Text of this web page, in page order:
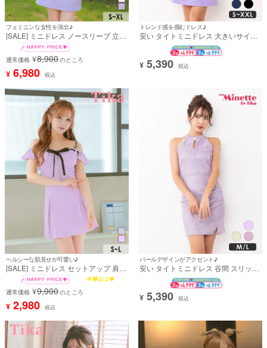
フェミニンな女性を演出♪
[SALE] ミニドレス ノースリーブ 立体
フラワー レースシャーリング XL 紫
パープル タイト キャバドレス (戦慄
かなの着用) [tk-md264202a]
通常価格 ¥8,900のところ
¥ 6,980 税込
トレンド感を掴むドレス♪
安い タイトミニドレス 大きいサイズ
キャミソール リボン プチプラ (れい
たぴ着用)
¥ 5,390 税込
ヘルシーな肌見せが可愛い♪
[SALE] ミニドレス セットアップ 肩出
し チェーンショルダー バストジップ
リボン ボックスプリーツ 紫 パープル
Aライン キャバドレス (りせり着用)
[tk-mds213779a]
通常価格 ¥9,900のところ
¥ 2,980 税込
パールデザインがアクセント♪
安い タイトミニドレス 谷間 スリット
上品 ホルターネック キラキラ 胸元カ
バー ラメ (ちぴたん着用)
¥ 5,390 税込